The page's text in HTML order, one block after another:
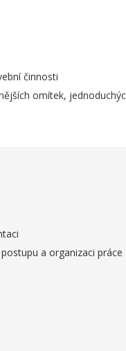
činnosti
omítek,
a organizaci práce